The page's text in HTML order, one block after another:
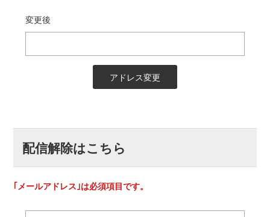
変更後
配信解除はこちら
｢メールアドレス｣は必須項目です。